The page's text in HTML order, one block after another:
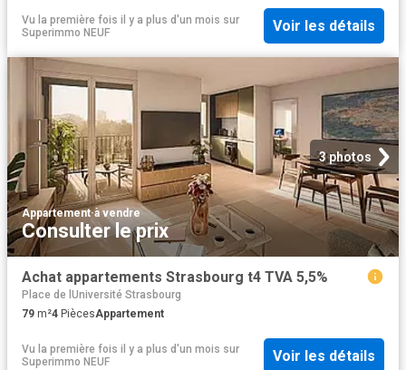
Vu la première fois il y a plus d'un mois sur
Superimmo NEUF
Voir les détails
3 photos
Appartement·à vendre
Consulter le prix
Achat appartements Strasbourg t4 TVA 5,5%
Place de lUniversité Strasbourg
79 m²4 PiècesAppartement
Vu la première fois il y a plus d'un mois sur
Superimmo NEUF
Voir les détails